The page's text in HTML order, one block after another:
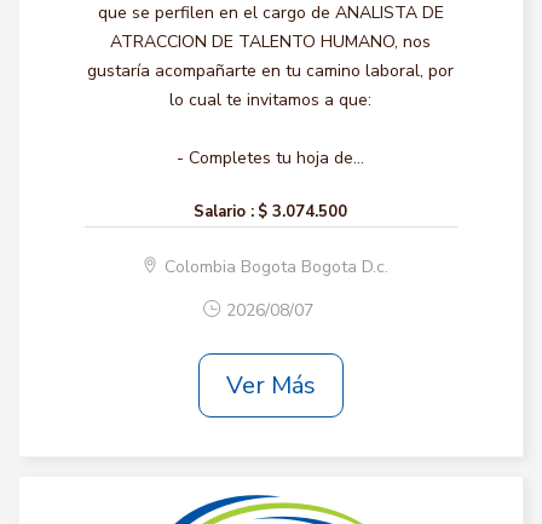
que se perfilen en el cargo de ANALISTA DE
ATRACCION DE TALENTO HUMANO, nos
gustaría acompañarte en tu camino laboral, por
lo cual te invitamos a que:
- Completes tu hoja de...
Salario : $ 3.074.500
Colombia Bogota Bogota D.c.
2026/08/07
Ver Más